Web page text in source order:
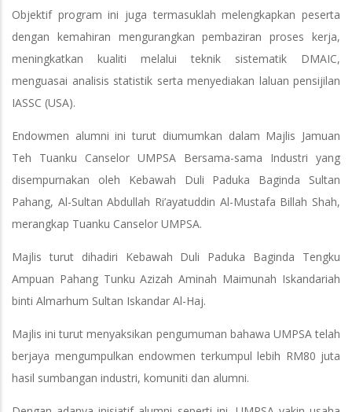
Objektif program ini juga termasuklah melengkapkan peserta
dengan kemahiran mengurangkan pembaziran proses kerja,
meningkatkan kualiti melalui teknik sistematik DMAIC,
menguasai analisis statistik serta menyediakan laluan pensijilan
IASSC (USA).
Endowmen alumni ini turut diumumkan dalam Majlis Jamuan
Teh Tuanku Canselor UMPSA Bersama-sama Industri yang
disempurnakan oleh Kebawah Duli Paduka Baginda Sultan
Pahang, Al-Sultan Abdullah Ri’ayatuddin Al-Mustafa Billah Shah,
merangkap Tuanku Canselor UMPSA.
Majlis turut dihadiri Kebawah Duli Paduka Baginda Tengku
Ampuan Pahang Tunku Azizah Aminah Maimunah Iskandariah
binti Almarhum Sultan Iskandar Al-Haj.
Majlis ini turut menyaksikan pengumuman bahawa UMPSA telah
berjaya mengumpulkan endowmen terkumpul lebih RM80 juta
hasil sumbangan industri, komuniti dan alumni.